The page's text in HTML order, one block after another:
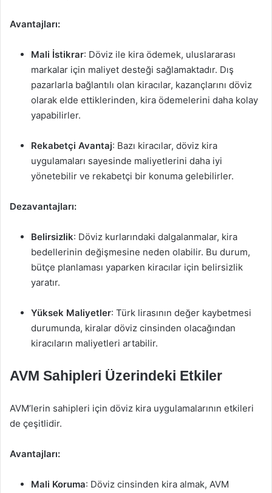
Avantajları:
Mali İstikrar: Döviz ile kira ödemek, uluslararası
markalar için maliyet desteği sağlamaktadır. Dış
pazarlarla bağlantılı olan kiracılar, kazançlarını döviz
olarak elde ettiklerinden, kira ödemelerini daha kolay
yapabilirler.
Rekabetçi Avantaj: Bazı kiracılar, döviz kira
uygulamaları sayesinde maliyetlerini daha iyi
yönetebilir ve rekabetçi bir konuma gelebilirler.
Dezavantajları:
Belirsizlik: Döviz kurlarındaki dalgalanmalar, kira
bedellerinin değişmesine neden olabilir. Bu durum,
bütçe planlaması yaparken kiracılar için belirsizlik
yaratır.
Yüksek Maliyetler: Türk lirasının değer kaybetmesi
durumunda, kiralar döviz cinsinden olacağından
kiracıların maliyetleri artabilir.
AVM Sahipleri Üzerindeki Etkiler
AVM’lerin sahipleri için döviz kira uygulamalarının etkileri
de çeşitlidir.
Avantajları:
Mali Koruma: Döviz cinsinden kira almak, AVM